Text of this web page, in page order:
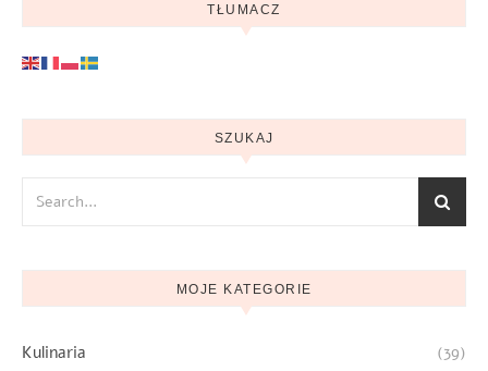
TŁUMACZ
SZUKAJ
MOJE KATEGORIE
Kulinaria (39)